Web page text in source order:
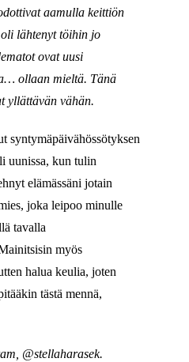
aamulla keittiön
lähtenyt töihin jo
ovat uusi
ollaan mieltä. Tänä
yllättävän vähän.
syntymäpäivähössötyksen
uunissa, kun tulin
elämässäni jotain
joka leipoo minulle
tavalla
myös
halua keulia, joten
tästä mennä,
@stellaharasek.